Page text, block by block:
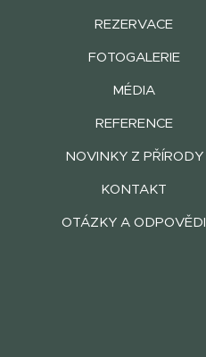
REZERVACE
FOTOGALERIE
MÉDIA
REFERENCE
NOVINKY Z PŘÍRODY
KONTAKT
OTÁZKY A ODPOVĚDI